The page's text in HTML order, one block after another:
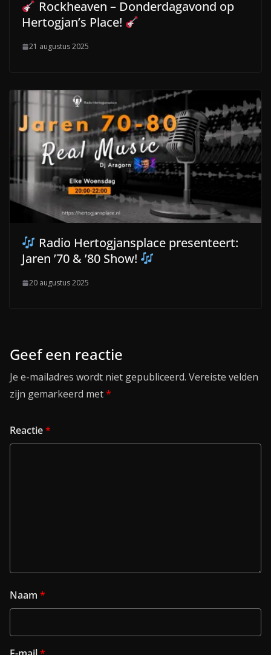
Rockheaven – Donderdagavond op
Hertogjan’s Place!
21 augustus 2025
Radio Hertogjansplace presenteert:
Jaren ’70 & ’80 Show!
20 augustus 2025
Geef een reactie
Je e-mailadres wordt niet gepubliceerd. Vereiste velden
zijn gemarkeerd met*
Reactie*
Naam *